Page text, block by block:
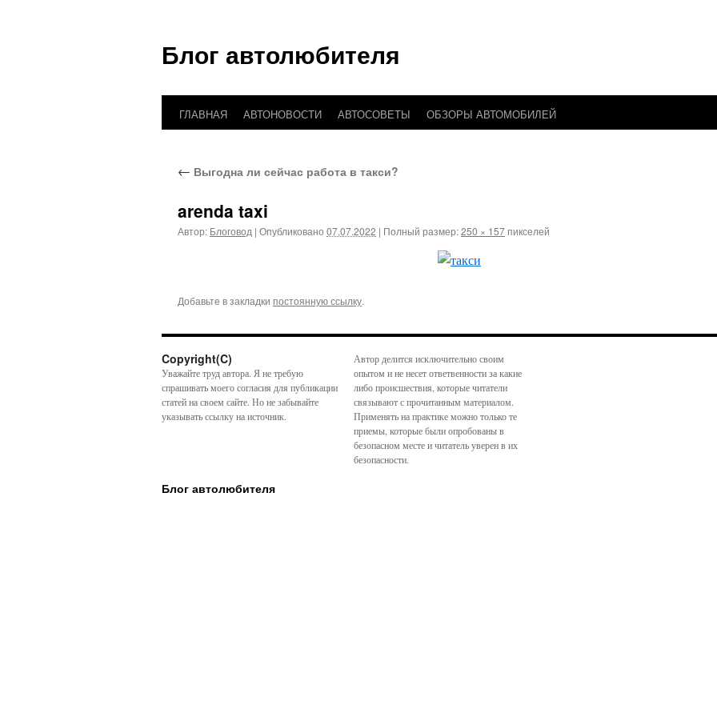
Блог автолюбителя
Перейти
содержимому
ГЛАВНАЯ АВТОНОВОСТИ АВТОСОВЕТЫ ОБЗОРЫ АВТОМОБИЛЕЙ
← Выгодна ли сейчас работа в такси?
arenda taxi
Автор: Блоговод | Опубликовано 07.07.2022 | Полный размер:250 × 157пикселей
Добавьте в закладки постоянную ссылку.
Copyright(C)
Уважайте труд автора. Я не требую
спрашивать моего согласия для публикации
статей на своем сайте. Но не забывайте
указывать ссылку на источник.
Автор делится исключительно своим
опытом и не несет ответвенности за какие
либо происшествия, которые читатели
связывают с прочитанным материалом.
Применять на практике можно только те
приемы, которые были опробованы в
безопасном месте и читатель уверен в их
безопасности.
Блог автолюбителя